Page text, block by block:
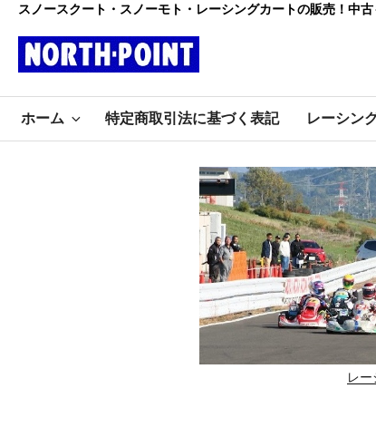
スノースクート・スノーモト・レーシングカートの販売！中
レーシング
カート・スノ
ースクート
ノースポイ
ト・カートショップ
ホーム 特定商取引法に基づく表記 レーシン
レー